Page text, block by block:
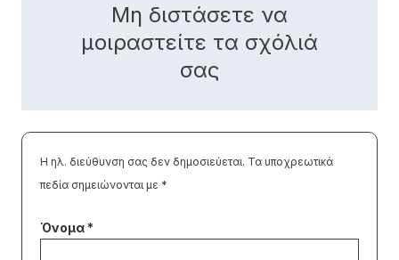
Μη διστάσετε να
μοιραστείτε τα σχόλιά
σας
Η ηλ. διεύθυνση σας δεν δημοσιεύεται. Τα υποχρεωτικά
πεδία σημειώνονται με *